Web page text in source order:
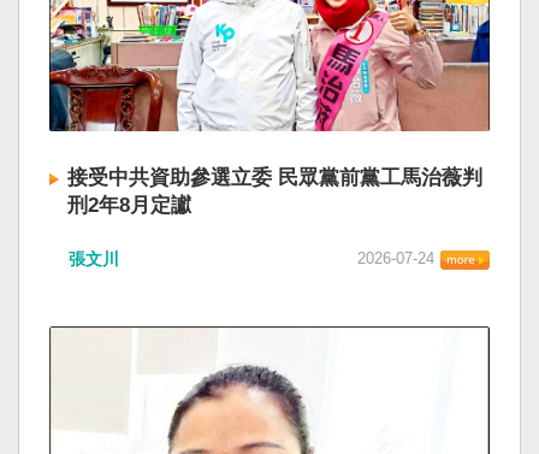
接受中共資助參選立委 民眾黨前黨工馬治薇判
刑2年8月定讞
張文川 2026-07-24